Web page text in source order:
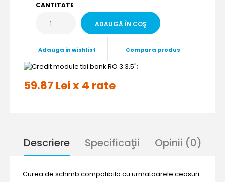
CANTITATE
Adauga in wishlist Compara produs
";
59.87 Lei x 4 rate
Descriere Specificaţii Opinii (0)
Curea de schimb compatibila cu urmatoarele ceasuri